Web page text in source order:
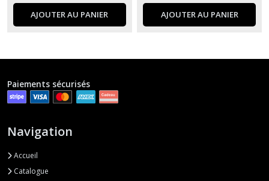
AJOUTER AU PANIER AJOUTER AU PANIER
Paiements sécurisés
Navigation
Accueil
Catalogue